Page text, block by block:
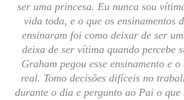
ser uma princesa. Eu nunca sou
vida toda, e o que os ensinamentos
ensinaram foi como deixar de ser
deixa de ser vítima quando percebe
Graham pegou esse ensinamento e
real. Tomo decisões difíceis no
durante o dia e pergunto ao Pai o que